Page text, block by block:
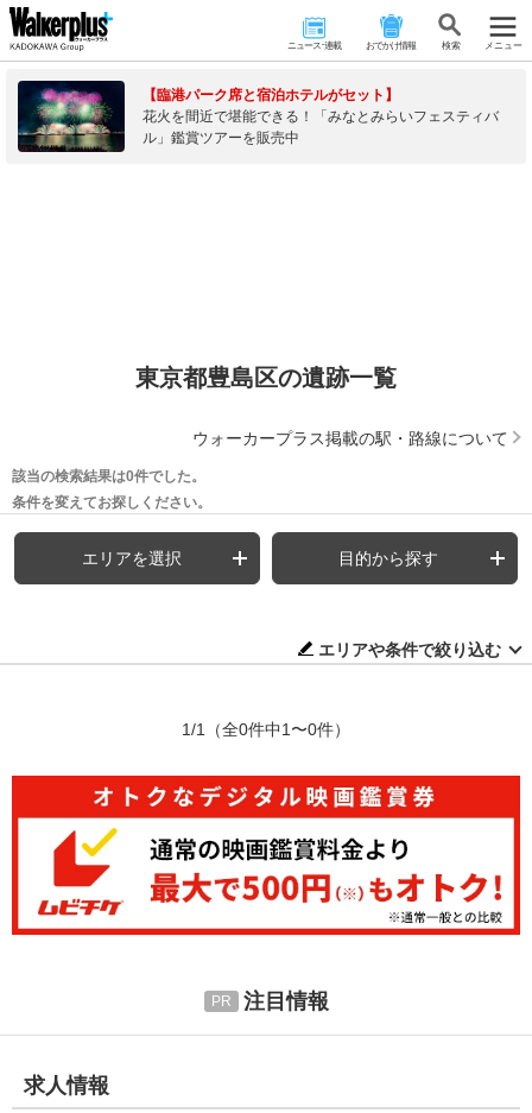
ニュース･連載 おでかけ情報 検 索 メニュー
【臨港パーク席と宿泊ホテルがセット】
花火を間近で堪能できる！「みなとみらいフェスティバ
ル」鑑賞ツアーを販売中
東京都豊島区の遺跡一覧
ウォーカープラス掲載の駅・路線について
該当の検索結果は0件でした。
条件を変えてお探しください。
エリアを選択 目的から探す
エリアや条件で絞り込む
1/1 （全0件中1〜0件）
注目情報
求人情報